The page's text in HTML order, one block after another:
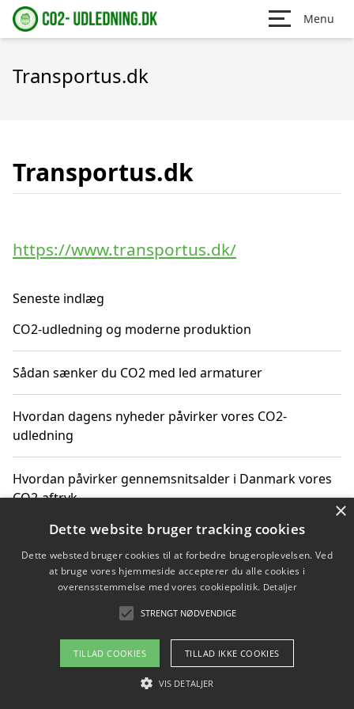
Menu
Transportus.dk
Transportus.dk
https://www.transportus.dk/
Seneste indlæg
CO2-udledning og moderne produktion
Sådan sænker du CO2 med led armaturer
Hvordan dagens nyheder påvirker vores CO2-
udledning
Hvordan påvirker gennemsnitsalder i Danmark vores
CO2-aftryk
Hvordan nyheder om CO2-udledning påvirker vores
hverdag
Om / kontakt
Blog Betingelser
×
Dette website bruger tracking cookies
Dette websted bruger cookies til at forbedre brugeroplevelsen. Ved
at bruge vores hjemmeside accepterer du alle cookies i
overensstemmelse med vores cookiepolitik. Detaljer
STRENGT NØDVENDIGE
TILLAD COOKIES TILLAD IKKE COOKIES
VIS DETALJER